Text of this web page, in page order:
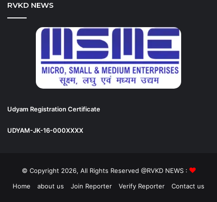
RVKD NEWS
Udyam Registration Certificate
UDYAM-JK-16-000XXXX
© Copyright 2026, All Rights Reserved @RVKD NEWS :
Home
about us Join Reporter Verify Reporter Contact us